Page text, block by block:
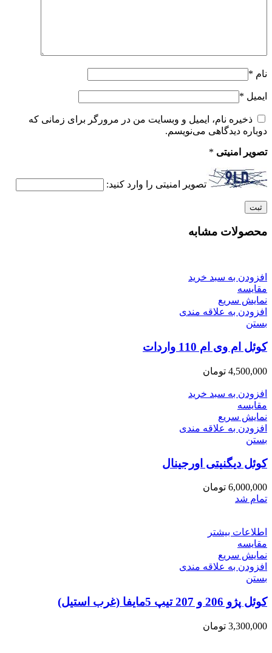
نام *
ایمیل *
ذخیره نام، ایمیل و وبسایت من در مرورگر برای زمانی که
دوباره دیدگاهی می‌نویسم.
تصویر امنیتی *
تصویر امنیتی را وارد کنید:
محصولات مشابه
افزودن به سبد خرید
مقایسه
نمایش سریع
افزودن به علاقه مندی
بستن
کوئل ام وی ام 110 واردات
4,500,000 تومان
افزودن به سبد خرید
مقایسه
نمایش سریع
افزودن به علاقه مندی
بستن
کوئل دیگنیتی اورجینال
6,000,000 تومان
تمام شد
اطلاعات بیشتر
مقایسه
نمایش سریع
افزودن به علاقه مندی
بستن
کوئل پژو 206 و 207 تیپ 5مایفا (غرب استیل)
3,300,000 تومان